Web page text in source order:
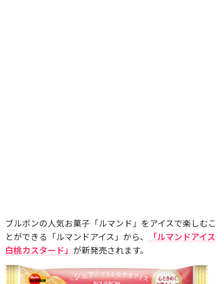
ブルボンの人気お菓子「ルマンド」をアイスで楽しむこ
とができる「ルマンドアイス」から、
「ルマンドアイス
白桃カスタード」 が新発売されます。